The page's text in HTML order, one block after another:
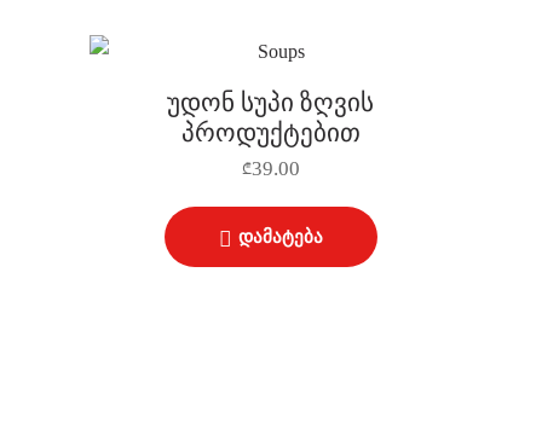
უდონ სუპი ზღვის
პროდუქტებით
₾39.00
დამატება